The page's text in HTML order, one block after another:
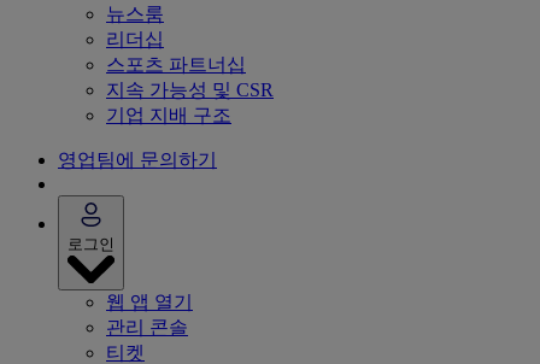
뉴스룸
리더십
스포츠 파트너십
지속 가능성 및 CSR
기업 지배 구조
영업팀에 문의하기
로그인
웹 앱 열기
관리 콘솔
티켓